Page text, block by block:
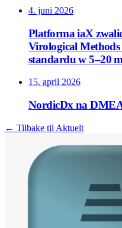
4. juni 2026
Platforma iaX
Virological Methods
standardu w 5–20
15. april 2026
NordicDx na
← Tilbake til Aktuelt